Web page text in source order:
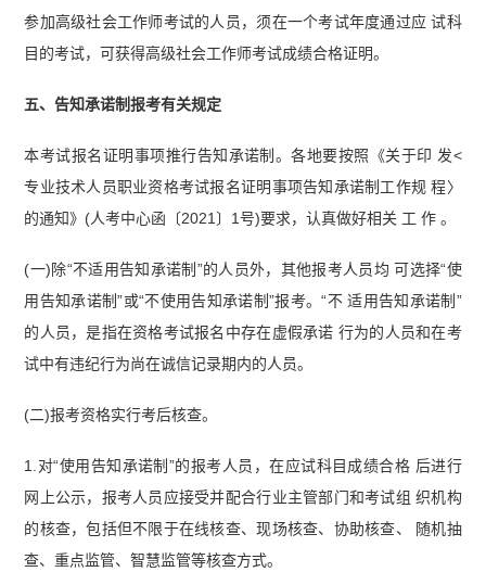
参加高级社会工作师考试的人员，须在一个考试年度通过应 试科
目的考试，可获得高级社会工作师考试成绩合格证明。
五、告知承诺制报考有关规定
本考试报名证明事项推行告知承诺制。各地要按照《关于印 发<
专业技术人员职业资格考试报名证明事项告知承诺制工作规 程〉
的通知》(人考中心函〔2021〕1号)要求，认真做好相关 工 作 。
(一)除“不适用告知承诺制”的人员外，其他报考人员均 可选择“使
用告知承诺制”或“不使用告知承诺制”报考。“不 适用告知承诺制”
的人员，是指在资格考试报名中存在虚假承诺 行为的人员和在考
试中有违纪行为尚在诚信记录期内的人员。
(二)报考资格实行考后核查。
1.对“使用告知承诺制”的报考人员，在应试科目成绩合格 后进行
网上公示，报考人员应接受并配合行业主管部门和考试组 织机构
的核查，包括但不限于在线核查、现场核查、协助核查、 随机抽
查、重点监管、智慧监管等核查方式。